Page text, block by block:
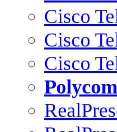
Cisco
Cisco
Cisco